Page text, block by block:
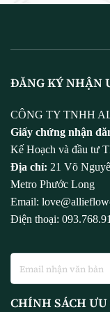
ĐĂNG KÝ NHẬN
CÔNG TY TNHH
Giấy chứng nhận
Kế Hoạch và đầu tư
Địa chỉ: 21 Võ
Metro Phước Long
Email:
Điện thoại:
CHÍNH SÁCH